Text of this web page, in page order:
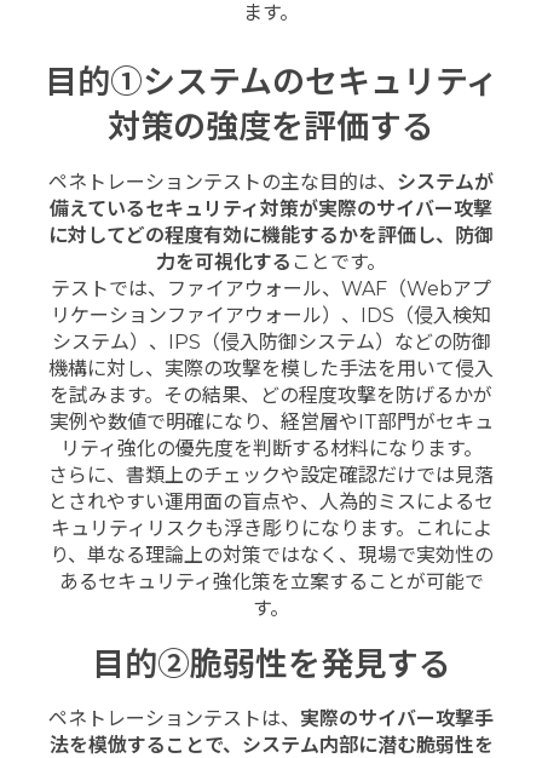
ます。
目的①システムのセキュリティ
対策の強度を評価する
ペネトレーションテストの主な目的は、 システムが
備えているセキュリティ対策が実際のサイバー攻撃
に対してどの程度有効に機能するかを評価し、防御
力を可視化する ことです。
テストでは、ファイアウォール、WAF（Webアプ
リケーションファイアウォール）、IDS（侵入検知
システム）、IPS（侵入防御システム）などの防御
機構に対し、実際の攻撃を模した手法を用いて侵入
を試みます。その結果、どの程度攻撃を防げるかが
実例や数値で明確になり、経営層やIT部門がセキュ
リティ強化の優先度を判断する材料になります。
さらに、書類上のチェックや設定確認だけでは見落
とされやすい運用面の盲点や、人為的ミスによるセ
キュリティリスクも浮き彫りになります。これによ
り、単なる理論上の対策ではなく、現場で実効性の
あるセキュリティ強化策を立案することが可能で
す。
目的②脆弱性を発見する
ペネトレーションテストは、 実際のサイバー攻撃手
法を模倣することで、システム内部に潜む脆弱性を